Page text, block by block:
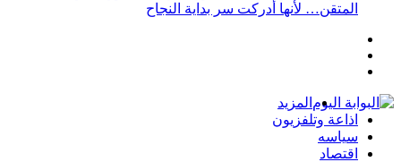
المتقن… لأنها أدركت سر بداية النجاح
المزيد
اذاعة وتلفزيون
سياسه
اقتصاد